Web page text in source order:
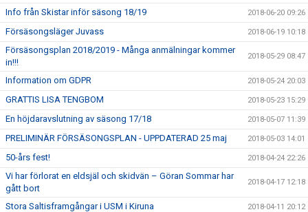
Info från Skistar inför säsong 18/19 2018-06-20 09:26
Försäsongsläger Juvass 2018-06-19 10:18
Försäsongsplan 2018/2019 - Många anmälningar kommer
in!!!
2018-05-29 08:47
Information om GDPR 2018-05-24 20:03
GRATTIS LISA TENGBOM 2018-05-23 15:29
En höjdaravslutning av säsong 17/18 2018-05-07 11:39
PRELIMINÄR FÖRSÄSONGSPLAN - UPPDATERAD 25 maj 2018-05-03 14:01
50-års fest! 2018-04-24 22:26
Vi har förlorat en eldsjäl och skidvän – Göran Sommar har
gått bort
2018-04-17 12:18
Stora Saltisframgångar i USM i Kiruna 2018-04-11 20:12